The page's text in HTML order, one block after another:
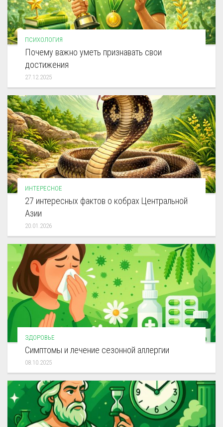
ПСИХОЛОГИЯ
Почему важно уметь признавать свои
достижения
27.12.2025
ИНТЕРЕСНОЕ
27 интересных фактов о кобрах Центральной
Азии
20.01.2026
ЗДОРОВЬЕ
Симптомы и лечение сезонной аллергии
08.10.2025